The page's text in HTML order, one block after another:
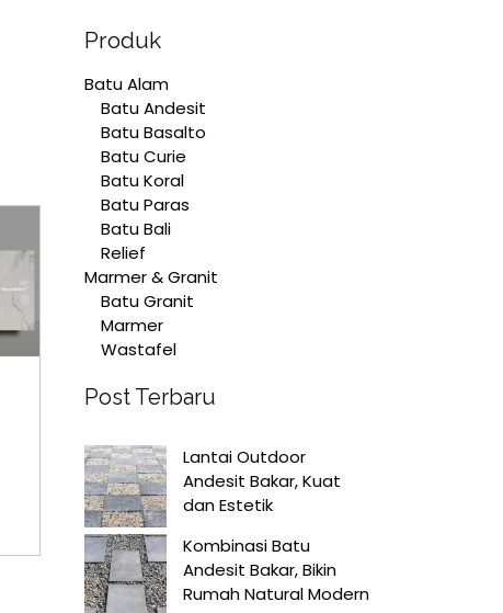
Produk
Batu Alam
Batu Andesit
Batu Basalto
Batu Curie
Batu Koral
Batu Paras
Batu Bali
Relief
Marmer & Granit
Batu Granit
Marmer
Wastafel
Post Terbaru
Lantai Outdoor
Andesit Bakar, Kuat
dan Estetik
Kombinasi Batu
Andesit Bakar, Bikin
Rumah Natural Modern